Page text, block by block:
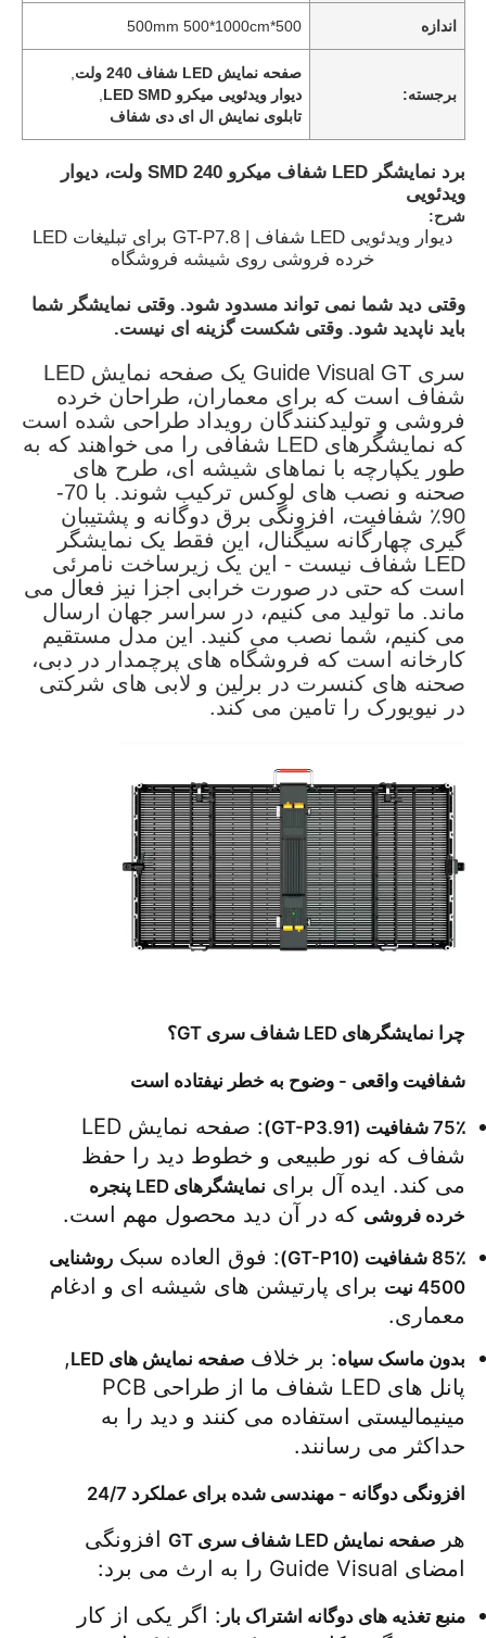
خانه
محصولات
ویدیو
درباره ما
بازدید از کارخانه
کنترل کیفیت
اخبار
موارد
درخواست قیمت
نمایشگر LED ویدیو وال
صفحه نمایش LED
صفحه نمایش کنسرت LED
اجاره صفحه نمایش LED
دیوار ویدیویی LED COB
نمایشگر LED شفاف
اندازه 500*500mm 500*1000cm
برجسته:
صفحه نمایش LED شفاف 240 ولت
دیوار ویدئویی میکرو LED SMD
تابلوی نمایش ال ای دی شفاف
برد نمایشگر LED شفاف میکرو SMD 240 ولت، دیوار
ویدئویی
شرح:
دیوار ویدئویی LED شفاف | GT-P7.8 برای تبلیغات LED
خرده فروشی روی شیشه فروشگاه
وقتی دید شما نمی تواند مسدود شود. وقتی نمایشگر شما
باید ناپدید شود. وقتی شکست گزینه ای نیست.
سری Guide Visual GT یک صفحه نمایش LED
شفاف است که برای معماران، طراحان خرده
فروشی و تولیدکنندگان رویداد طراحی شده است
که نمایشگرهای LED شفافی را می خواهند که به
طور یکپارچه با نماهای شیشه ای، طرح های
صحنه و نصب های لوکس ترکیب شوند. با 70-
90٪ شفافیت، افزونگی برق دوگانه و پشتیبان
گیری چهارگانه سیگنال، این فقط یک نمایشگر
LED شفاف نیست - این یک زیرساخت نامرئی
است که حتی در صورت خرابی اجزا نیز فعال می
ماند. ما تولید می کنیم، در سراسر جهان ارسال
می کنیم، شما نصب می کنید. این مدل مستقیم
کارخانه است که فروشگاه های پرچمدار در دبی،
صحنه های کنسرت در برلین و لابی های شرکتی
در نیویورک را تامین می کند.
چرا نمایشگرهای LED شفاف سری GT؟
شفافیت واقعی - وضوح به خطر نیفتاده است
75٪ شفافیت (GT-P3.91)
می کند. ایده آل برای
خرده فروشی که در آن دید محصول مهم است.
85٪ شفافیت (GT-P10) : فوق العاده سبک
4500 نیت
معماری.
بدون ماسک سیاه: بر خلاف صفحه نمایش های LED
حداکثر می رسانند.
افزونگی دوگانه - مهندسی شده برای عملکرد 24/7
هر صفحه نمایش LED شفاف سری GT
امضای Guide Visual را به ارث می برد:
منبع تغذیه های دوگانه اشتراک بار